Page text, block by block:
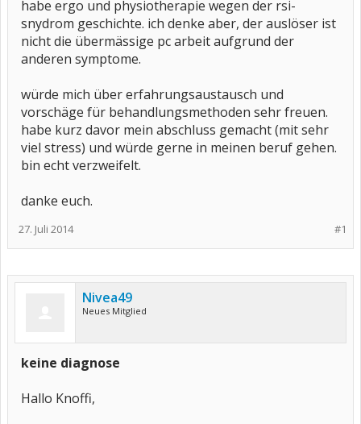
habe ergo und physiotherapie wegen der rsi-
snydrom geschichte. ich denke aber, der auslöser ist
nicht die übermässige pc arbeit aufgrund der
anderen symptome.
würde mich über erfahrungsaustausch und
vorschäge für behandlungsmethoden sehr freuen.
habe kurz davor mein abschluss gemacht (mit sehr
viel stress) und würde gerne in meinen beruf gehen.
bin echt verzweifelt.
danke euch.
#1
27. Juli 2014
Nivea49
Neues Mitglied
keine diagnose
Hallo Knoffi,